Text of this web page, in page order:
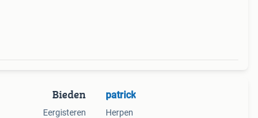
Bieden
Eergisteren
patrick
Herpen